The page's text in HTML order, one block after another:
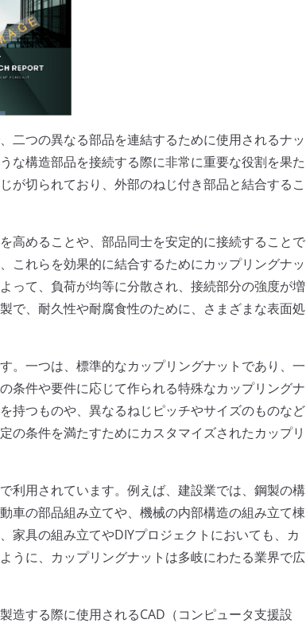
二つの異なる部品を連結するために使用されるナッ
な構造部品を接続する際に非常に重要な役割を果た
が切られており、外部のねじ付き部品と結合するこ
高めることや、部品同士を安定的に接続することで
これらを効果的に結合するためにカップリングナッ
って、負荷が均等に分散され、接続部分の強度が増
で、耐久性や耐腐食性のために、さまざまな表面処
。一つは、標準的なカップリングナットであり、一
条件や要件に応じて作られる特殊なカップリングナ
持つものや、異なるねじピッチやサイズのものなど
の条件を満たすためにカスタマイズされたカップリ
利用されています。例えば、建設業では、鋼製の構
車の部品組み立てや、機械の内部構造の組み立て棟
家具の組み立てやDIYプロジェクトにおいても、カ
うに、カップリングナットは多岐にわたる業界で広
造する際に使用されるCAD（コンピュータ支援設